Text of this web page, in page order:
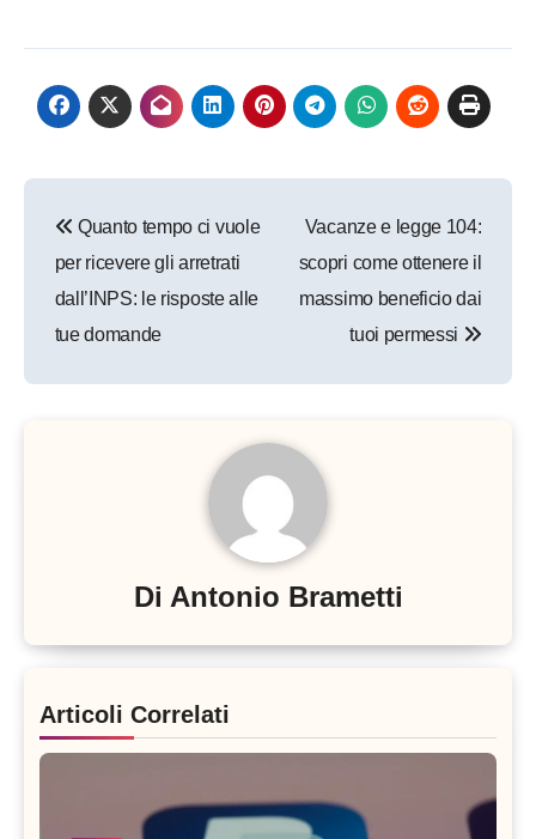
articoli
Quanto tempo ci vuole
per ricevere gli arretrati
dall’INPS: le risposte alle
tue domande
Vacanze e legge 104:
scopri come ottenere il
massimo beneficio dai
tuoi permessi
Di Antonio Brametti
Articoli Correlati